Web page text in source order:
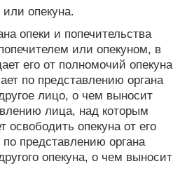
или опекуна.
опеки и попечительства
или опекуном, в
его от полномочий опекуна
по представлению органа
лицо, о чем выносит
лица, над которым
освободить опекуна от его
представлению органа
опекуна, о чем выносит